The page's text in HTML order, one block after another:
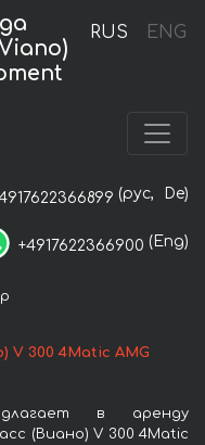
RUS ENG
(рус, De)
+4917622366900 (Eng)
V 300 4Matic AMG
в аренду
(Виано) V 300 4Matic